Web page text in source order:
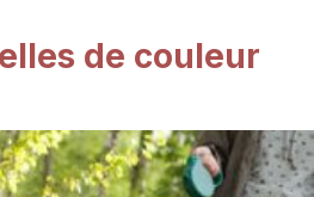
de couleur